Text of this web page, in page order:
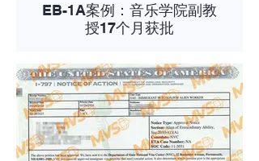
EB-1A案例：音乐学院副教
授17个月获批